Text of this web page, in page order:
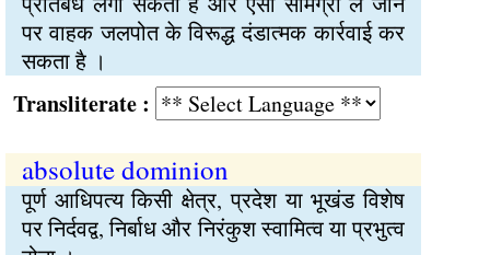
पर वाहक जलपोत के विरूद्ध दंडात्मक कार्रवाई कर
सकता है ।
:
absolute dominion
पूर्ण आधिपत्य किसी क्षेत्र, प्रदेश या भूखंड विशेष
पर निर्दवद्व, निर्बाध और निरंकुश स्वामित्व या प्रभुत्व